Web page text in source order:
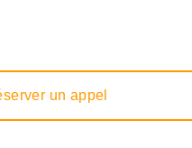
un appel